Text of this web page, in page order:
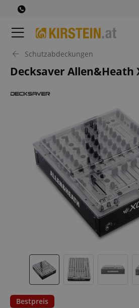
Schutzabdeckungen
Decksaver Allen&Heath
Bestpreis